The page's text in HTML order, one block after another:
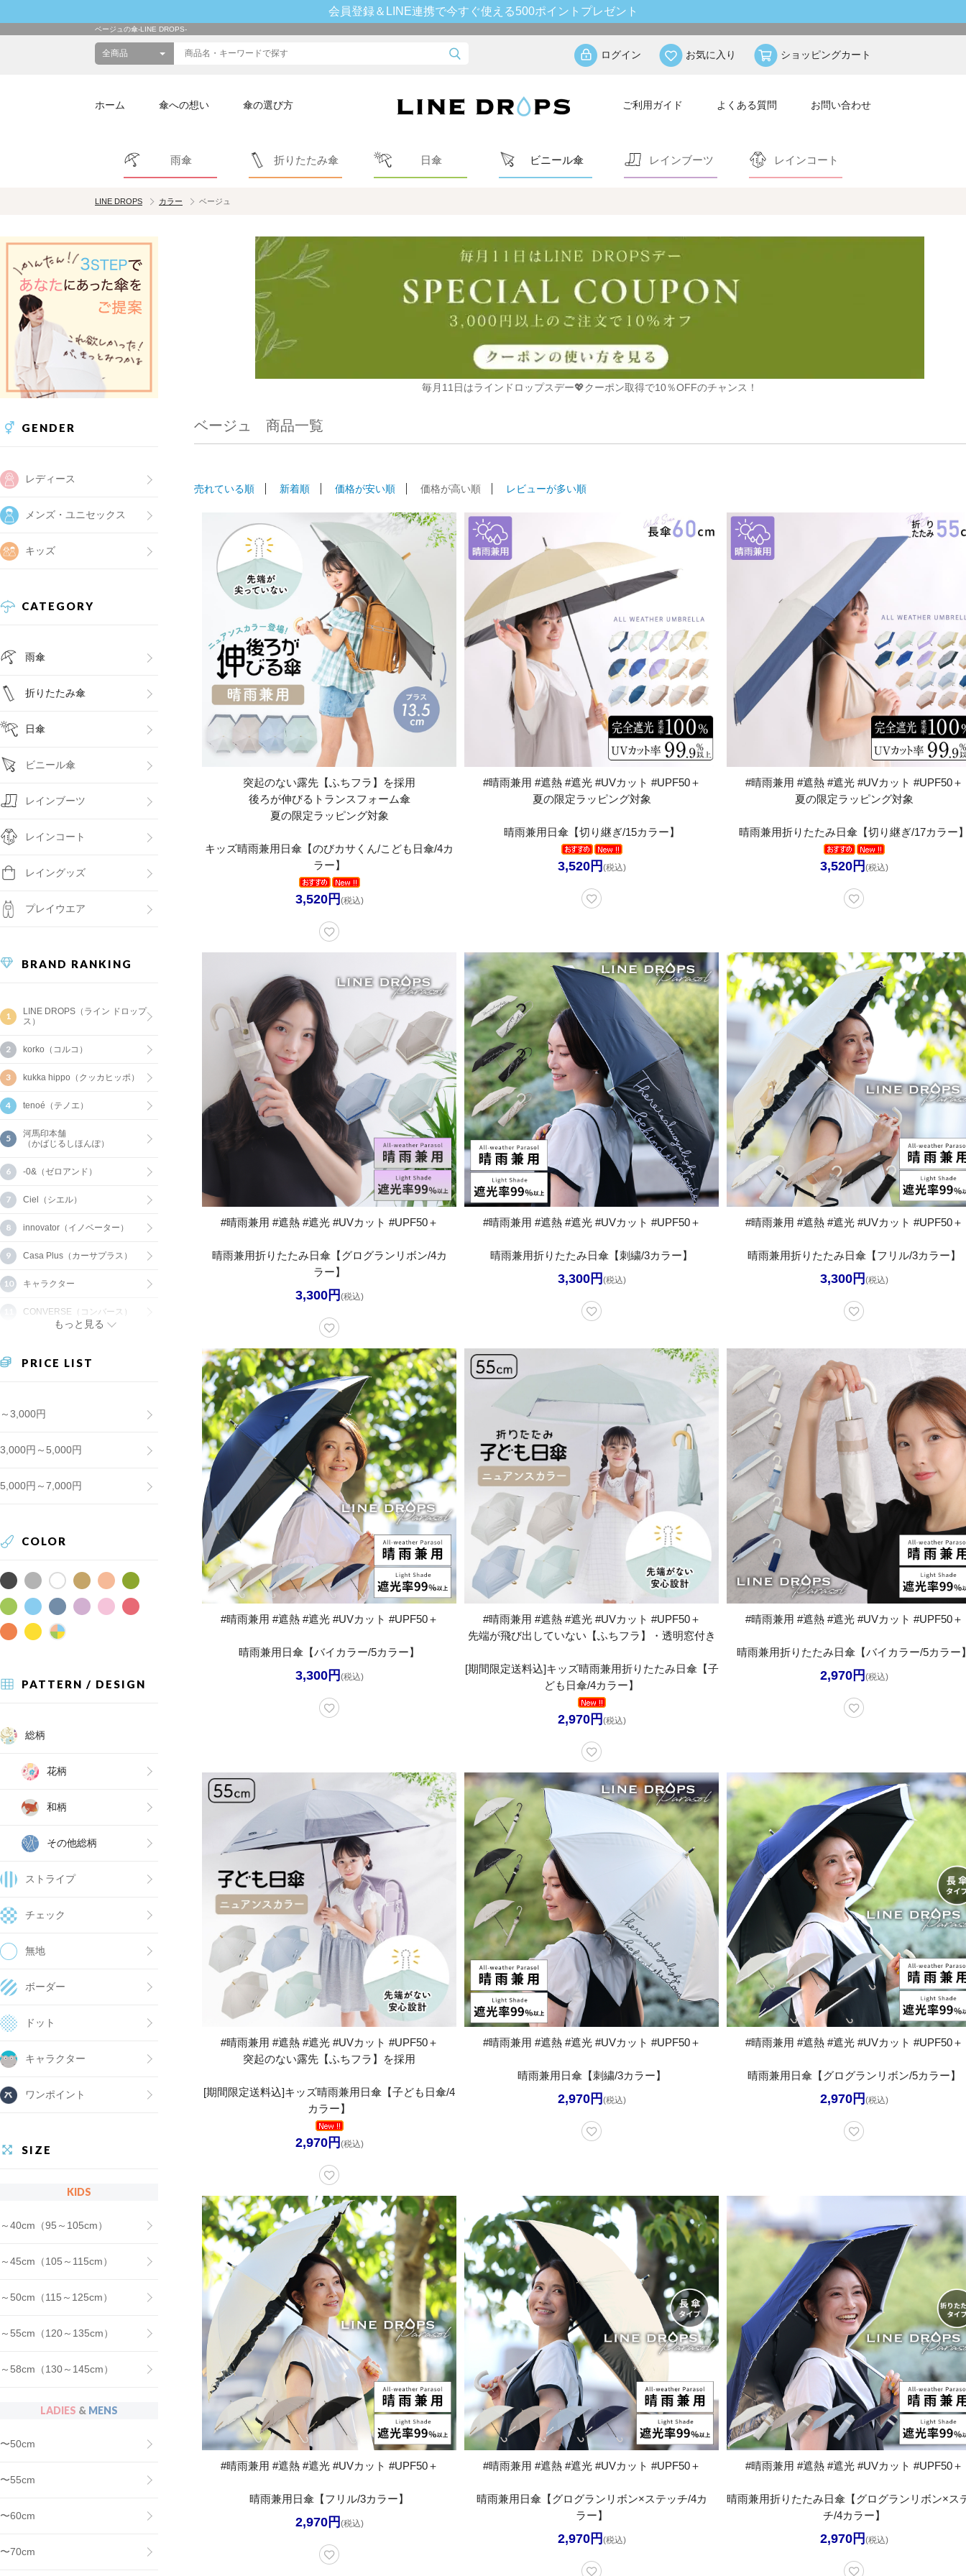
会員登録＆LINE連携で今すぐ使える500ポイントプレゼント
ベージュの傘-LINE DROPS-
ログイン お気に入り ショッピングカート
ホーム 傘への想い 傘の選び方 ご利用ガイド よくある質問 お問い合わせ
雨傘 折りたたみ傘 日傘 ビニール傘 レインブーツ レインコート
LINE DROPS カラー ベージュ
GENDER
レディース
メンズ・ユニセックス
キッズ
CATEGORY
雨傘
折りたたみ傘
日傘
ビニール傘
レインブーツ
レインコート
レイングッズ
プレイウエア
BRAND RANKING
LINE DROPS（ライン ドロップ
ス）
korko（コルコ）
kukka hippo（クッカヒッポ）
tenoé（テノエ）
河馬印本舗
（かばじるしほんぽ）
-0&（ゼロアンド）
Ciel（シエル）
innovator（イノベーター）
Casa Plus（カーサプラス）
キャラクター
CONVERSE（コンバース）
もっと見る
PRICE LIST
～3,000円
3,000円～5,000円
5,000円～7,000円
COLOR
PATTERN / DESIGN
総柄
花柄
和柄
その他総柄
ストライプ
チェック
無地
ボーダー
ドット
キャラクター
ワンポイント
SIZE
KIDS
～40cm（95～105cm）
～45cm（105～115cm）
～50cm（115～125cm）
～55cm（120～135cm）
～58cm（130～145cm）
LADIES & MENS
〜50cm
〜55cm
〜60cm
〜70cm
毎月11日はラインドロップスデー💖クーポン取得で10％OFFのチャンス！
ベージュ 商品一覧
売れている順 新着順 価格が安い順 価格が高い順 レビューが多い順
突起のない露先【ふちフラ】を採用
後ろが伸びるトランスフォーム傘
夏の限定ラッピング対象
キッズ晴雨兼用日傘【のびカサくん/こども日傘/4カ
ラー】
3,520円 (税込)
#晴雨兼用 #遮熱 #遮光 #UVカット #UPF50＋
夏の限定ラッピング対象
晴雨兼用日傘【切り継ぎ/15カラー】
3,520円 (税込)
#晴雨兼用 #遮熱 #遮光 #UVカット #UPF50＋
夏の限定ラッピング対象
晴雨兼用折りたたみ日傘【切り継ぎ/17カラー
3,520円 (税込)
#晴雨兼用 #遮熱 #遮光 #UVカット #UPF50＋
晴雨兼用折りたたみ日傘【グログランリボン/4カ
ラー】
3,300円 (税込)
#晴雨兼用 #遮熱 #遮光 #UVカット #UPF50＋
晴雨兼用折りたたみ日傘【刺繍/3カラー】
3,300円 (税込)
#晴雨兼用 #遮熱 #遮光 #UVカット #UPF50＋
晴雨兼用折りたたみ日傘【フリル/3カラー】
3,300円 (税込)
#晴雨兼用 #遮熱 #遮光 #UVカット #UPF50＋
晴雨兼用日傘【バイカラー/5カラー】
3,300円 (税込)
#晴雨兼用 #遮熱 #遮光 #UVカット #UPF50＋
先端が飛び出していない【ふちフラ】・透明窓付き
[期間限定送料込]キッズ晴雨兼用折りたたみ日傘【子
ども日傘/4カラー】
2,970円 (税込)
#晴雨兼用 #遮熱 #遮光 #UVカット #UPF50＋
晴雨兼用折りたたみ日傘【バイカラー/5カラー
2,970円 (税込)
#晴雨兼用 #遮熱 #遮光 #UVカット #UPF50＋
突起のない露先【ふちフラ】を採用
[期間限定送料込]キッズ晴雨兼用日傘【子ども日傘/4
カラー】
2,970円 (税込)
#晴雨兼用 #遮熱 #遮光 #UVカット #UPF50＋
晴雨兼用日傘【刺繍/3カラー】
2,970円 (税込)
#晴雨兼用 #遮熱 #遮光 #UVカット #UPF50＋
晴雨兼用日傘【グログランリボン/5カラー】
2,970円 (税込)
#晴雨兼用 #遮熱 #遮光 #UVカット #UPF50＋
晴雨兼用日傘【フリル/3カラー】
2,970円 (税込)
#晴雨兼用 #遮熱 #遮光 #UVカット #UPF50＋
晴雨兼用日傘【グログランリボン×ステッチ/4カ
ラー】
2,970円 (税込)
#晴雨兼用 #遮熱 #遮光 #UVカット #UPF50＋
晴雨兼用折りたたみ日傘【グログランリボン×ス
チ/4カラー】
2,970円 (税込)